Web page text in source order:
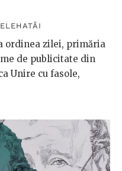
ordinea zilei, primăria
de publicitate din
Unire cu fasole,